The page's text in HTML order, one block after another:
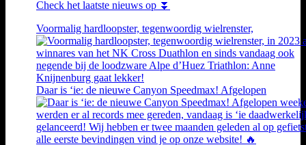
Check het laatste nieuws op ⏬
Voormalig hardloopster, tegenwoordig wielrenster,
Daar is ‘ie: de nieuwe Canyon Speedmax! Afgelopen